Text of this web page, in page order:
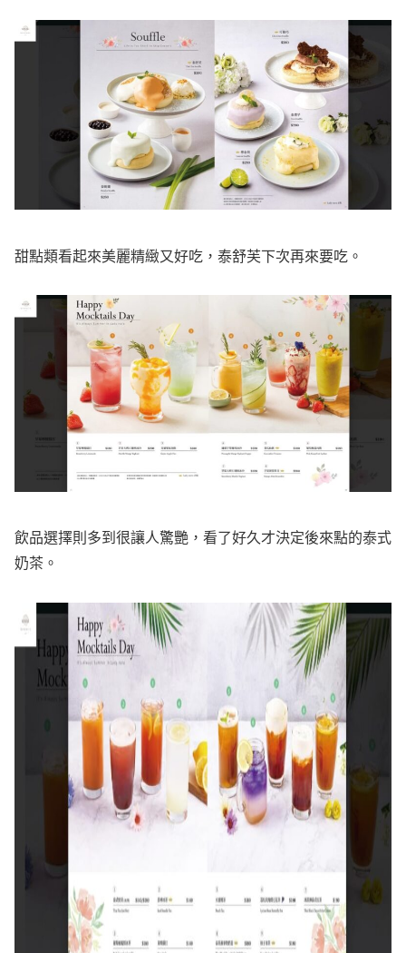
甜點類看起來美麗精緻又好吃，泰舒芙下次再來要吃。
飲品選擇則多到很讓人驚艷，看了好久才決定後來點的泰式
奶茶。